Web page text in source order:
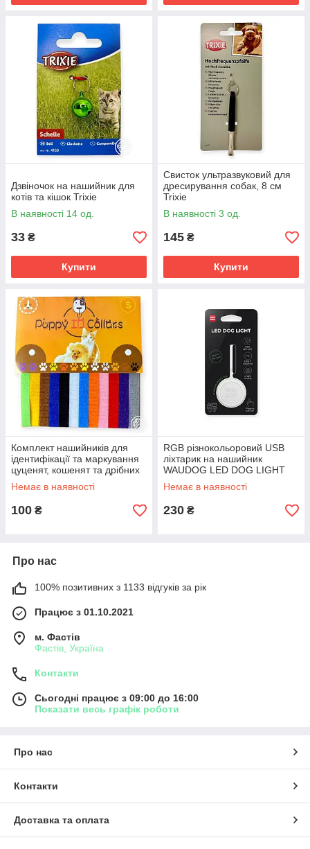
Дзвіночок на нашийник для
котів та кішок Trixie
В наявності 14 од.
33 ₴
Купити
Свисток ультразвуковий для
дресирування собак, 8 см
Trixie
В наявності 3 од.
145 ₴
Купити
Комплект нашийників для
ідентифікації та маркування
цуценят, кошенят та дрібних
собак Lucky Pet S 10*200 мм
12 шт
Немає в наявності
100 ₴
RGB різнокольоровий USB
ліхтарик на нашийник
WAUDOG LED DOG LIGHT
для собак та котів,
вологозахищений маячок у
Немає в наявності
230 ₴
Про нас
100% позитивних з 1133 відгуків за рік
Працює з 01.10.2021
м. Фастів
Фастів, Україна
Контакти
Сьогодні працює з 09:00 до 16:00
Показати весь графік роботи
Про нас
Контакти
Доставка та оплата